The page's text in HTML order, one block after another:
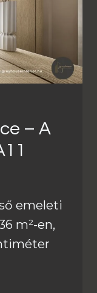
– A
emeleti
m²-en,